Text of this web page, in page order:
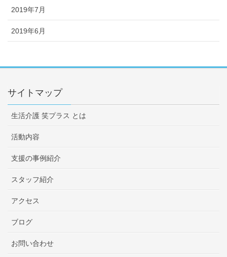
2019年7月
2019年6月
サイトマップ
生活介護 笑プラス とは
活動内容
支援の事例紹介
スタッフ紹介
アクセス
ブログ
お問い合わせ